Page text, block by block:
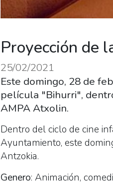
Proyección de
25/02/2021
Este domingo, 28 de
película "Bihurri",
AMPA Atxolin.
Dentro del ciclo de cine
Ayuntamiento, este
Antzokia.
Genero: Animación,